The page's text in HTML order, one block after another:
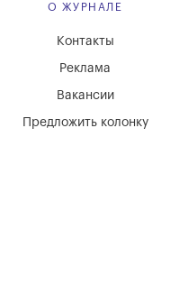
О ЖУРНАЛЕ
Вакансии
Реклама
Контакты
Предложить колонку